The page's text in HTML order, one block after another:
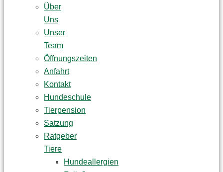
Über
Uns
Unser
Team
Öffnungszeiten
Anfahrt
Kontakt
Hundeschule
Tierpension
Satzung
Ratgeber
Tiere
Hundeallergien